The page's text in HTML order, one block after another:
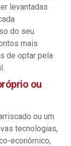
levantadas
do seu
mais
de optar pela
ou
ou um
tecnologias,
econômico,